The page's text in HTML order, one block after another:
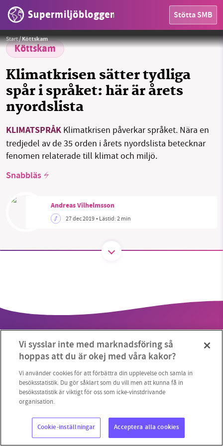
Supermiljöbloggen Stötta SMB
OMRÅDEN
MILJÖFAKTA
OM OSS
Sök Sparade inlägg Tipsa oss
Facebook Instagram
Start/Köttskam
Köttskam
Klimatkrisen sätter tydliga
spår i språket: här är årets
nyordslista
KLIMATSPRÅK Klimatkrisen påverkar språket. Nära en
tredjedel av de 35 orden i årets nyordslista betecknar
fenomen relaterade till klimat och miljö.
Snabbläs
Andreas Vilhelmsson
27 dec 2019• Lästid:2 min
Foto:Pixabay
Copyright 2023 © Supermiljöbloggen Cookieinställningar
nyhetsbevakning och granskningar. Nu vill vi
utveckla vårt arbete – och vi hoppas att du
vill hjälpa oss.
Stötta vårt arbete genom att swisha en slant till
1231368703
Läs vad vi vill göra
Vi sysslar inte med marknadsföring så
hoppas att du är okej med våra kakor?
Vi använder cookies för att förbättra din upplevelse och samla in
besöksstatistik. Du gör såklart som du vill men att kunna få in
besöksstatistik är viktigt för oss som icke-vinstdrivande
organisation.
Cookie-inställningar Acceptera alla cookies